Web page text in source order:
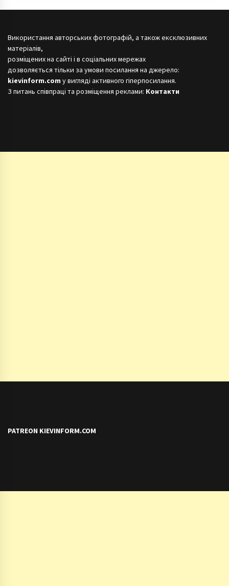
Використання авторських фотографій, а також ексклюзивних
матеріалів,
розміщених на сайті і в соціальних мережах
дозволяється тільки за умови посилання на джерело:
kievinform.com у вигляді активного гіперпосилання.
З питань співпраці та розміщення реклами: Контакти
PATREON KIEVINFORM.COM